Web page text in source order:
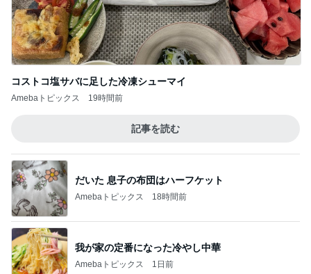
コストコ塩サバに足した冷凍シューマイ
Amebaトピックス 19時間前
記事を読む
だいた 息子の布団はハーフケット
Amebaトピックス 18時間前
我が家の定番になった冷やし中華
Amebaトピックス 1日前